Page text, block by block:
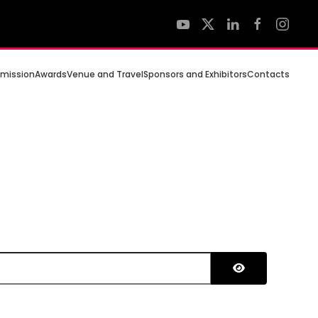
AwardsVenue and TravelSponsors and ExhibitorsContacts